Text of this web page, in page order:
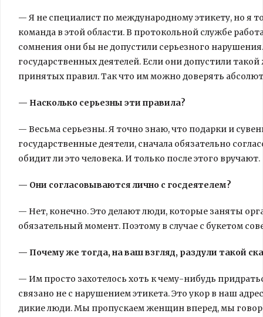
— Я не специалист по международному этикету, но я
команда в этой области. В протокольной службе
сомнения они бы не допустили серьезного
государственных деятелей. Если они допустили
принятых правил. Так что им можно доверять
— Насколько серьезны эти правила?
— Весьма серьезны. Я точно знаю, что подарки и
государственные деятели, сначала обязательно
обидит ли это человека. И только после этого вручают.
— Они согласовываются лично с госдеятелем?
— Нет, конечно. Это делают люди, которые заняты
обязательный момент. Поэтому в случае с букетом
— Почему же тогда, на ваш взгляд, раздули такой
— Им просто захотелось хоть к чему-нибудь
связано не с нарушением этикета. Это укор в наш
дикие люди. Мы пропускаем женщин вперед, мы